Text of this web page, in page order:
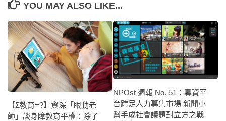
YOU MAY ALSO LIKE...
【Σ教育=?】資深「眼動老
師」談身障教育平權：除了
NPOst 週報 No. 51：募資平
台跨足人力募集市場 新聞小
幫手成社會議題對立方之戰